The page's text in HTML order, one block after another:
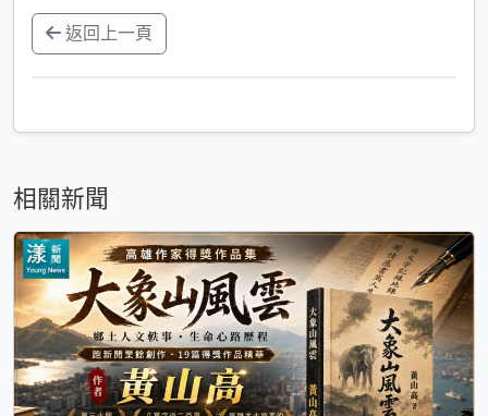
返回上一頁
相關新聞